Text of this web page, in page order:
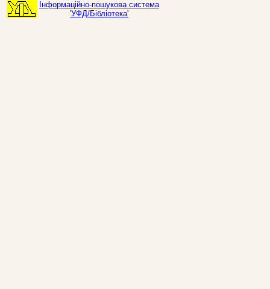
Інформаційно-пошукова система
'УФД/Бібліотека'